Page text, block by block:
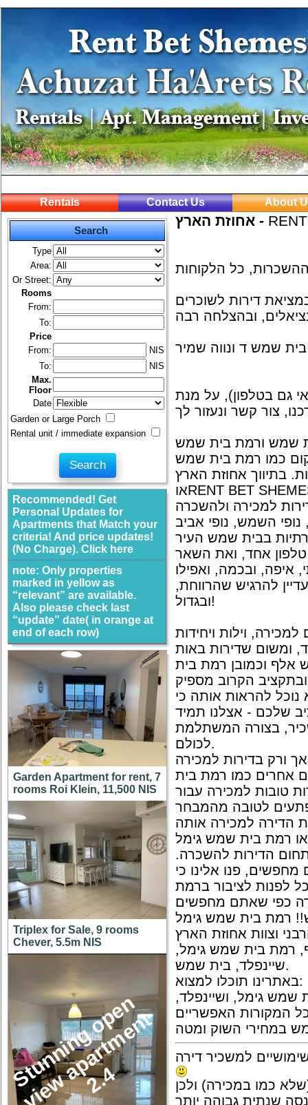
Rentals Contact Us About
Search
Type
Area:
Or Street:
Rooms
From:
To:
Price
From:
NIS
To:
NIS
Max.
Floor
Date
Garden or Large Porch
Rental unit / immediate expansion
Recommended! Get
Personal Updates for
Apartments that Match your
criteria! And price updates!
(No Charge). Click here
note: Only properties
marked in yellow as
“relevant” are available.
Also please check last
“update” date( in orange at
end of each row)
Garden Apartment for rent, 7
rooms Roi Klein, 11,500 NIS
Triplex for Sale, 9 rooms
Chever, 5.5m NIS
S
t
u
n
n
i
n
g
o
p
e
n
v
i
e
w
a
p
a
r
t
m
e
n
t
2
.
4
אחוזת הארץ -
דירות לשוכרים
גם בטלפון), על מנת
כמו רמת בית שמש
בתיווך אחוזת הארץ
אוRENT BET SHEMESH , תיווך המתמחה בדירות למכירה ולהשכרה ברמת בית שמש ,
למכירה ולהשכרה
השמש, נופי אביב
אחד, ואת השאר
ובכמה, ואפילו
להרגיש שהרווחת,
ובגדול!
וילות ויחידות
ומשום שדירות באות
אלף וכמובן רמת בית
הקרוב מספיק
להראות אותה כי
שלכם - אצלנו תמיד
בצורה המשתלמת
לכולם.
ורק בדירות למכירה
אחרים כמו רמת בית
טובות למכירה עבור
לטובה מהמבחר
הדירה למכירה אותה
הדירות להשכרה.
פנו אלינו כי
לפנות לציבור ברמת
רמת בית שמש גימל,
שיינפלד, בית שמש.
באתרינו תוכלו למצוא:
גימל, ושיינפלד,
במחירי השוק ומטה
למשכיר דירה
כמו במכירה) ולכן
שנתית גבוהה יותר